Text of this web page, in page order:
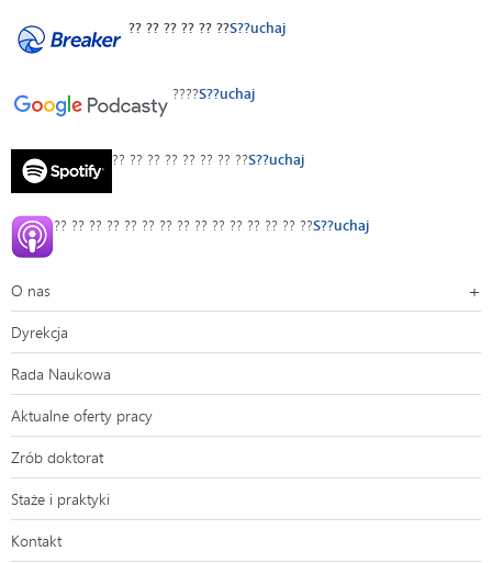
?? ?? ?? ?? ?? ??S??uchaj
????S??uchaj
?? ?? ?? ?? ?? ?? ?? ??S??uchaj
?? ?? ?? ?? ?? ?? ?? ?? ?? ?? ?? ?? ?? ?? ??S??uchaj
O nas
Dyrekcja
Rada Naukowa
Aktualne oferty pracy
Zrób doktorat
Staże i praktyki
Kontakt